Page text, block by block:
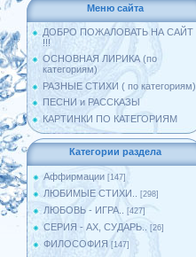
Меню сайта
ДОБРО ПОЖАЛОВАТЬ НА САЙТ
!!!
ОСНОВНАЯ ЛИРИКА (по
категориям)
РАЗНЫЕ СТИХИ ( по категориям)
ПЕСНИ и РАССКАЗЫ
КАРТИНКИ ПО КАТЕГОРИЯМ
Категории раздела
Аффирмации [147]
ЛЮБИМЫЕ СТИХИ.. [298]
ЛЮБОВЬ - ИГРА.. [427]
СЕРИЯ - АХ, СУДАРЬ.. [26]
ФИЛОСОФИЯ [147]